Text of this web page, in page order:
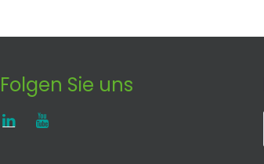
Folgen Sie uns